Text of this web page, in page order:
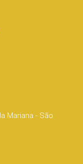
Mariana - São